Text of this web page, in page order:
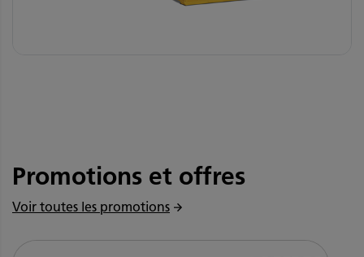
Promotions et offres
Voir toutes les promotions